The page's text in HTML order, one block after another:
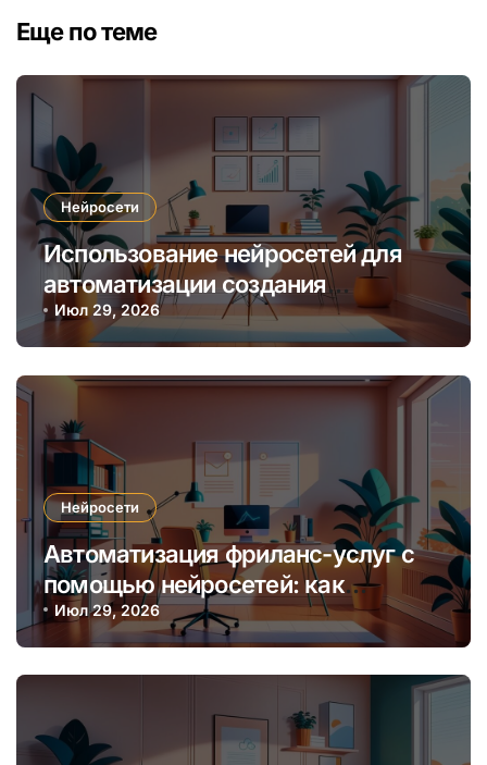
Еще по теме
Нейросети
Использование нейросетей для
автоматизации создания
уникальных интернет-курсов и
обучения
Июл 29, 2026
Нейросети
Автоматизация фриланс-услуг с
помощью нейросетей: как
увеличить доход и сократить
время
Июл 29, 2026